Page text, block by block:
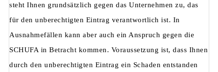
steht Ihnen grundsätzlich gegen das Unternehmen zu, das
für den unberechtigten Eintrag verantwortlich ist. In
Ausnahmefällen kann aber auch ein Anspruch gegen die
SCHUFA in Betracht kommen. Voraussetzung ist, dass Ihnen
durch den unberechtigten Eintrag ein Schaden entstanden